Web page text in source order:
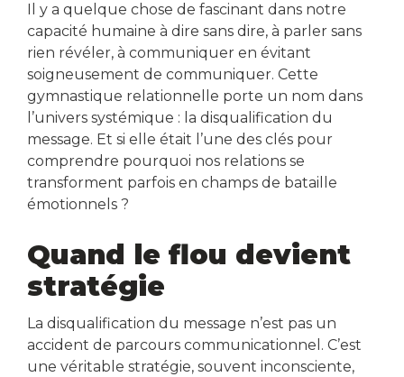
Il y a quelque chose de fascinant dans notre
capacité humaine à dire sans dire, à parler sans
rien révéler, à communiquer en évitant
soigneusement de communiquer. Cette
gymnastique relationnelle porte un nom dans
l’univers systémique : la disqualification du
message. Et si elle était l’une des clés pour
comprendre pourquoi nos relations se
transforment parfois en champs de bataille
émotionnels ?
Quand le flou devient
stratégie
La disqualification du message n’est pas un
accident de parcours communicationnel. C’est
une véritable stratégie, souvent inconsciente,